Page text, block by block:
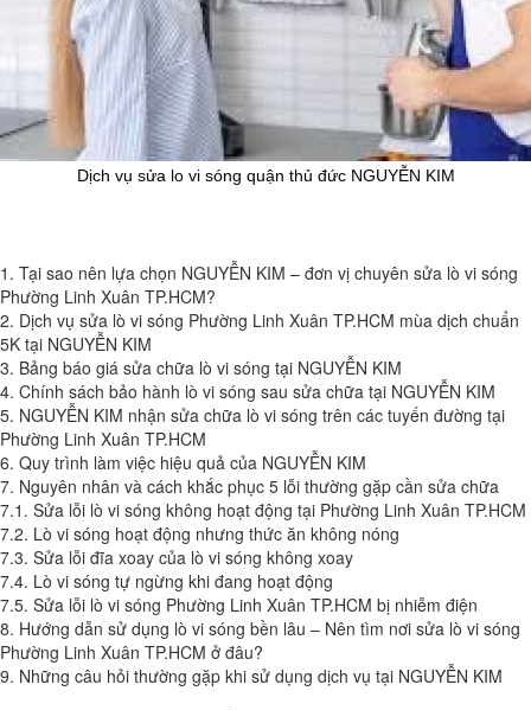
Dịch vụ sửa lo vi sóng quận thủ đức NGUYỄN KIM
1. Tại sao nên lựa chọn NGUYỄN KIM – đơn vị chuyên sửa lò vi sóng
Phường Linh Xuân TP.HCM?
2. Dịch vụ sửa lò vi sóng Phường Linh Xuân TP.HCM mùa dịch chuẩn
5K tại NGUYỄN KIM
3. Bảng báo giá sửa chữa lò vi sóng tại NGUYỄN KIM
4. Chính sách bảo hành lò vi sóng sau sửa chữa tại NGUYỄN KIM
5. NGUYỄN KIM nhận sửa chữa lò vi sóng trên các tuyến đường tại
Phường Linh Xuân TP.HCM
6. Quy trình làm việc hiệu quả của NGUYỄN KIM
7. Nguyên nhân và cách khắc phục 5 lỗi thường gặp cần sửa chữa
7.1. Sửa lỗi lò vi sóng không hoạt động tại Phường Linh Xuân TP.HCM
7.2. Lò vi sóng hoạt động nhưng thức ăn không nóng
7.3. Sửa lỗi đĩa xoay của lò vi sóng không xoay
7.4. Lò vi sóng tự ngừng khi đang hoạt động
7.5. Sửa lỗi lò vi sóng Phường Linh Xuân TP.HCM bị nhiễm điện
8. Hướng dẫn sử dụng lò vi sóng bền lâu – Nên tìm nơi sửa lò vi sóng
Phường Linh Xuân TP.HCM ở đâu?
9. Những câu hỏi thường gặp khi sử dụng dịch vụ tại NGUYỄN KIM